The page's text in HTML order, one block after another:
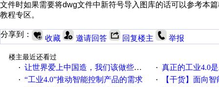
文件时如果需要将dwg文件中新符号导入图库的话可以参考本
教程专区。
分享到： 收藏 邀请回答 回复楼主 举报
楼主最近还看过
· 让世界爱上中国造，我们该做些什么 · 真正的工业4.0
· “工业4.0”推动智能控制产品的需求 · 【干货】面向